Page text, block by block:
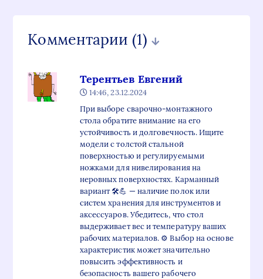
Комментарии (1)
Терентьев Евгений
14:46, 23.12.2024
При выборе сварочно-монтажного
стола обратите внимание на его
устойчивость и долговечность. Ищите
модели с толстой стальной
поверхностью и регулируемыми
ножками для нивелирования на
неровных поверхностях. Карманный
вариант 🛠️💪 — наличие полок или
систем хранения для инструментов и
аксессуаров. Убедитесь, что стол
выдерживает вес и температуру ваших
рабочих материалов. ⚙️ Выбор на основе
характеристик может значительно
повысить эффективность и
безопасность вашего рабочего